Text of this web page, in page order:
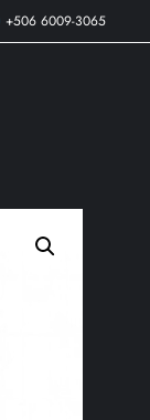
+506 6009-3065